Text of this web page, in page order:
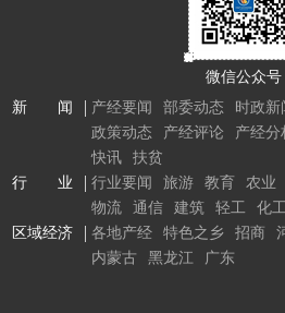
微信公众号
新 闻
产经要闻 部委动态 时政新
政策动态
产经评论 产经分
快讯
扶贫
行 业
行业要闻 旅游 教育 农业
物流
通信 建筑 轻工 化工
区域经济
各地产经 特色之乡 招商
内蒙古
黑龙江 广东